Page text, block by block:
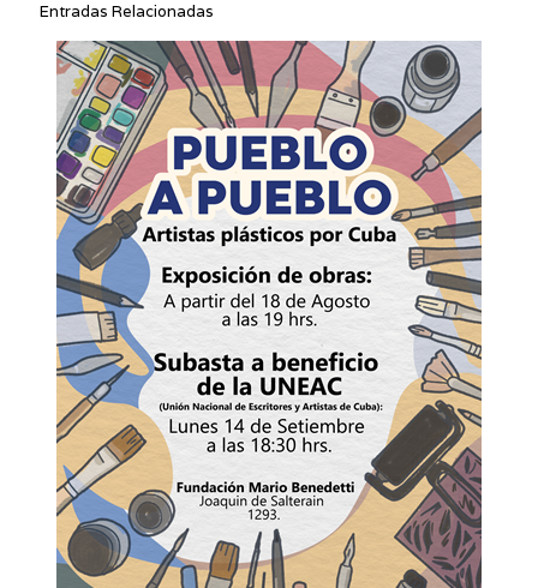
Entradas Relacionadas